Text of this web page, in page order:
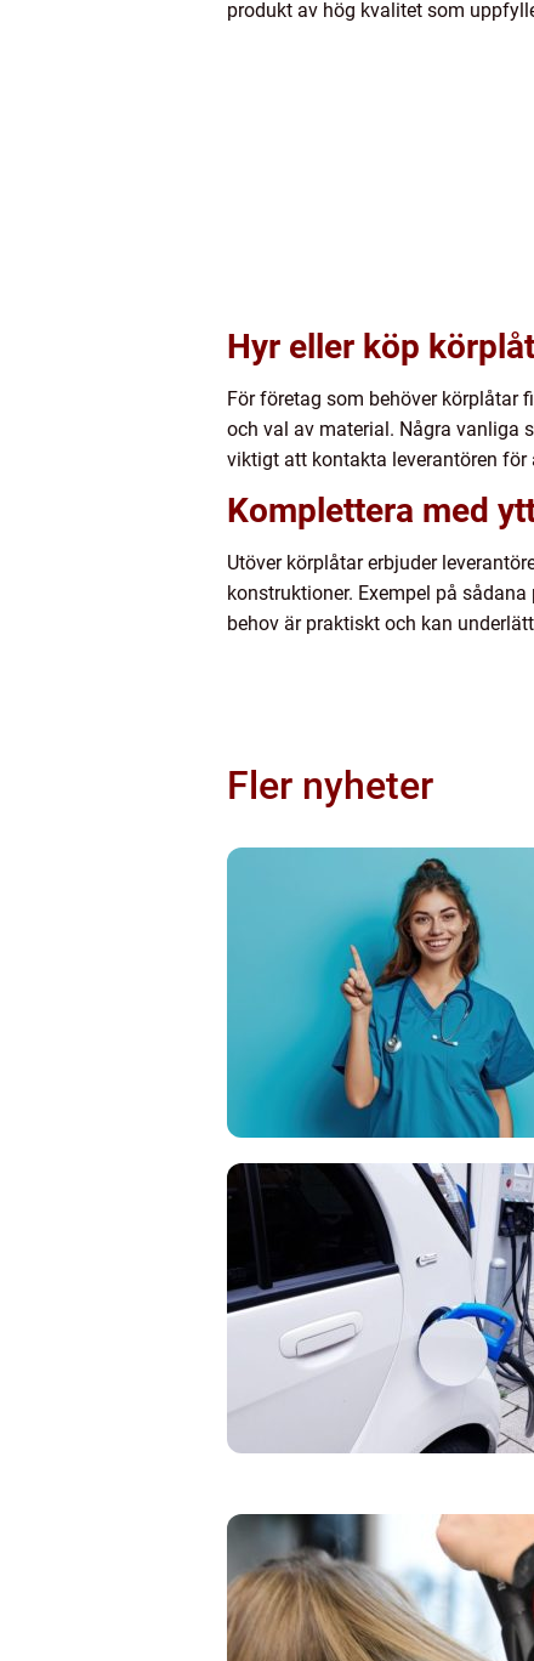
produkt av hög kvalitet som
Hyr eller köp
För företag som behöver körplåtar
och val av material. Några vanliga
viktigt att kontakta leverantören
Komplettera med
Utöver körplåtar erbjuder
konstruktioner. Exempel på
behov är praktiskt och kan
Fler nyheter